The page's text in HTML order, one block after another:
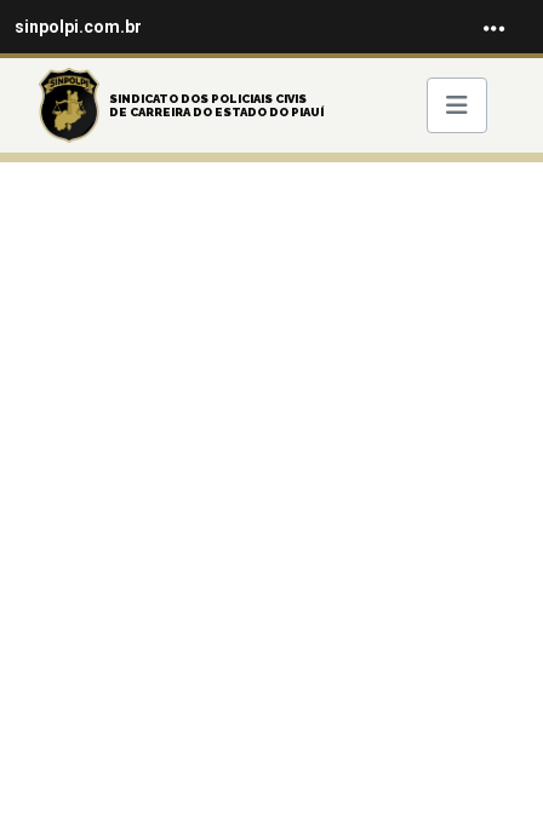
sinpolpi.com.br
SINDICATO DOS POLICIAIS CIVIS
DE CARREIRA DO ESTADO DO PIAUÍ